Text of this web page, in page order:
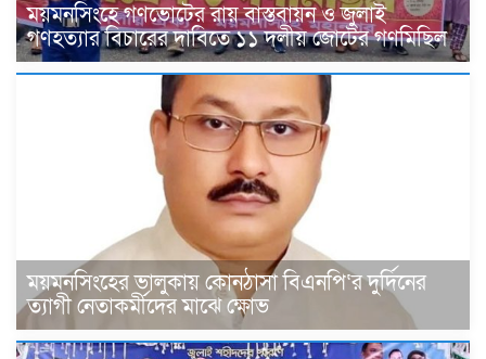
ময়মনসিংহে গণভোটের রায় বাস্তবায়ন ও জুলাই
গণহত্যার বিচারের দাবিতে ১১ দলীয় জোটের গণমিছিল
ময়মনসিংহের ভালুকায় কোনঠাসা বিএনপি‘র দুর্দিনের
ত্যাগী নেতাকর্মীদের মাঝে ক্ষোভ